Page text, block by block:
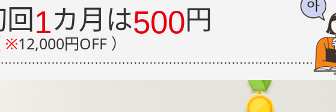
1カ月は500円
※12,000円OFF ）